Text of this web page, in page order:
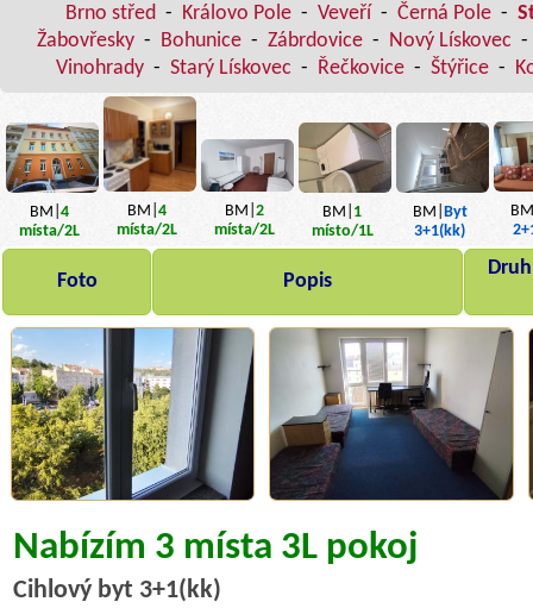
Brno střed - Královo Pole - Veveří - Černá Pole -
Žabovřesky - Bohunice - Zábrdovice - Nový Lískovec -
Vinohrady - Starý Lískovec - Řečkovice - Štýřice -
BM| 4
místa/2L
BM| 4
místa/2L
BM| 2
místa/2L
BM| 1
místo/1L
BM|
Byt
3+1(kk)
Foto Popis
Nabízím 3 místa 3L pokoj
Cihlový byt 3+1(kk)